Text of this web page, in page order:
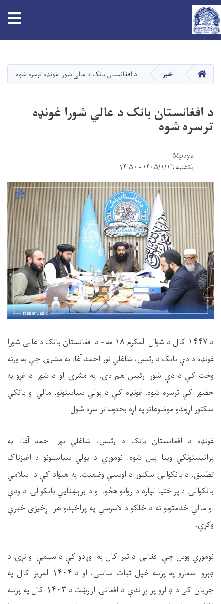
main
content
HOME خبر د افغانستان بانک د عالي شورا غونډه ترسره شوه
د افغانستان بانک د عالي شورا غونډه
ترسره شوه
Mpoya
یکشنبه ۱۴۰۵/۱/۱۶ - ۱۴:۵۰
د ۱۴۴۷
کال د شوال المکرم ۱۸ مه - د افغانستان بانک د عالي شورا
غونډه د دې بانک د رئیس، ښاغلي نور احمد آغا، په مشرۍ چې په ورته
وخت کې د دې شورا رئیس هم دی، په مشرۍ او د شورا د غړو په
حضور کې ترسره شوه. غونډه کې د پولي سیاستونو، مالي او بانکي
سکتور اړوندو موضوعاتو په اړه بحثونه تر سره شول.
غونډه د افغانستان بانک د رئیس، ښاغلي نور احمد آغا، په
پرانیستونکي وینا پیل شوه. نوموړي د پولي سیاستونو د اغېزناک
تطبیق، د بانکوالۍ سکتور د اوسني وضعیت، په هېواد کې د اسلامي
بانکوالۍ د پراختیا لپاره د روانو هڅو، او د برېښنایي بانکوالۍ د ودې
او مالي خدمتونو ته د خلکو د لاسرسي په پراخېدو هر اړخیزې خبرې
وکړې.
نوموړي وویل چې افغانۍ د تېر کال په اوږدو کې د سیمې او نړۍ د
ډېرو اسعارو په پرتله خپل ثبات ساتلی، او د ۱۴۰۴ لمریز کال په
جریان کې د ډالرو پر وړاندې د افغانۍ ارزښت د ۱۴۰۳ کال په پرتله